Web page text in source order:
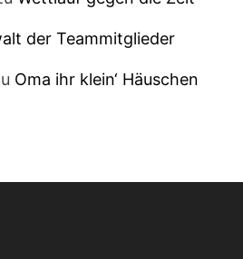
der Teammitglieder
Oma ihr klein‘ Häuschen